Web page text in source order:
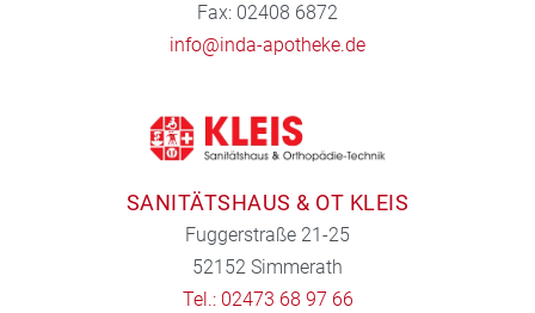
Fax: 02408 6872
info@inda-apotheke.de
SANITÄTSHAUS & OT KLEIS
Fuggerstraße 21-25
52152 Simmerath
Tel.: 02473 68 97 66